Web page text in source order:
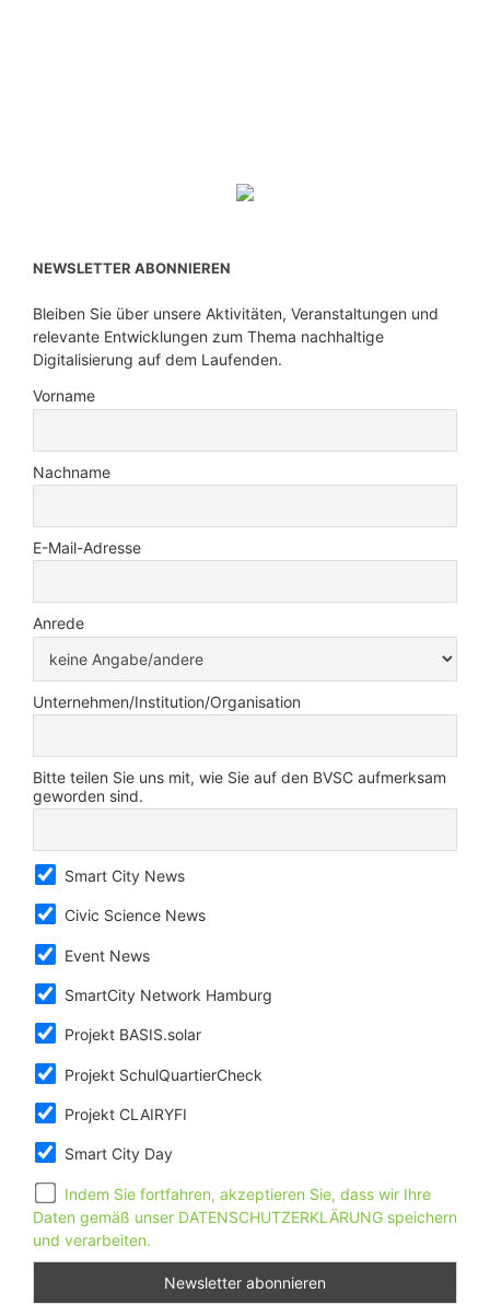
NEWSLETTER ABONNIEREN
Bleiben Sie über unsere Aktivitäten, Veranstaltungen und
relevante Entwicklungen zum Thema nachhaltige
Digitalisierung auf dem Laufenden.
Vorname
Nachname
E-Mail-Adresse
Anrede
Unternehmen/Institution/Organisation
Bitte teilen Sie uns mit, wie Sie auf den BVSC aufmerksam
geworden sind.
Smart City News
Civic Science News
Event News
SmartCity Network Hamburg
Projekt BASIS.solar
Projekt SchulQuartierCheck
Projekt CLAIRYFI
Smart City Day
Indem Sie fortfahren, akzeptieren Sie, dass wir Ihre
Daten gemäß unser DATENSCHUTZERKLÄRUNG speichern
und verarbeiten.